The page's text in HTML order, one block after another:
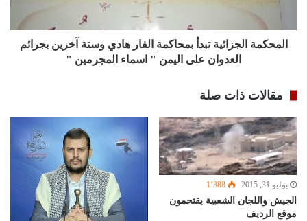
المحكمة الجزائية تبدأ بمحاكمة الفار هادي وستة آخرين بجرائم
العدوان على اليمن " اسماء المجرمين "
مقالات ذات صلة
يوليو 31, 2015 1٬388
الجيش واللجان الشعبية يقتحمون
موقع الرديف